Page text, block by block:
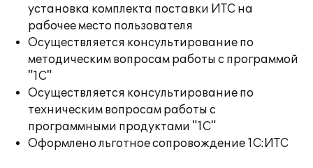
установка комплекта поставки ИТС на
рабочее место пользователя
Осуществляется консультирование по
методическим вопросам работы с программой
"1С"
Осуществляется консультирование по
техническим вопросам работы с
программными продуктами "1С"
Оформлено льготное сопровождение 1С:ИТС